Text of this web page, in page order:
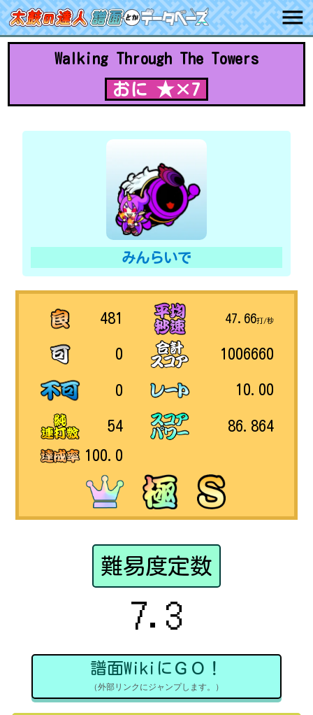
Walking Through The Towers
おに ★×7
みんらいで
481
0
0
54
100.0
47.66打/秒
1006660
10.00
86.864
難易度定数
7.3
譜面WikiにＧＯ！
（外部リンクにジャンプします。）